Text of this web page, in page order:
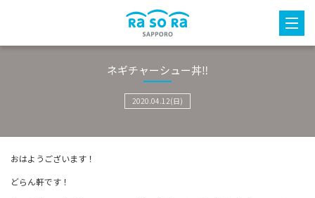
ネギチャーシュー丼‼️
2020.04.12(日)
おはようございます！
どらん軒です！